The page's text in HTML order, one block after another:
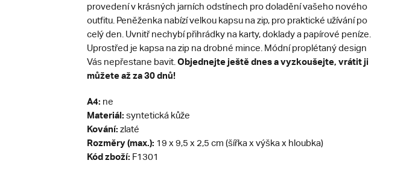
provedení v krásných jarních odstínech pro doladění vašeho nového
outfitu. Peněženka nabízí velkou kapsu na zip, pro praktické užívání po
celý den. Uvnitř nechybí přihrádky na karty, doklady a papírové peníze.
Uprostřed je kapsa na zip na drobné mince. Módní proplétaný design
Vás nepřestane bavit. Objednejte ještě dnes a vyzkoušejte, vrátit ji
můžete až za 30 dnů!
A4: ne
Materiál: syntetická kůže
Kování: zlaté
Rozměry (max.): 19 x 9,5 x 2,5 cm (šířka x výška x hloubka)
Kód zboží: F1301